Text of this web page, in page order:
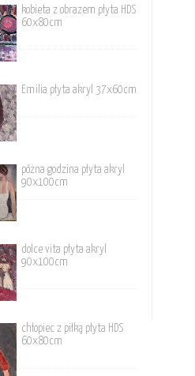
kobieta z obrazem płyta HDS
60x80cm
Emilia płyta akryl 37x60cm
póżna godzina płyta akryl
90x100cm
dolce vita płyta akryl
90x100cm
chłopiec z piłką płyta HDS
60x80cm